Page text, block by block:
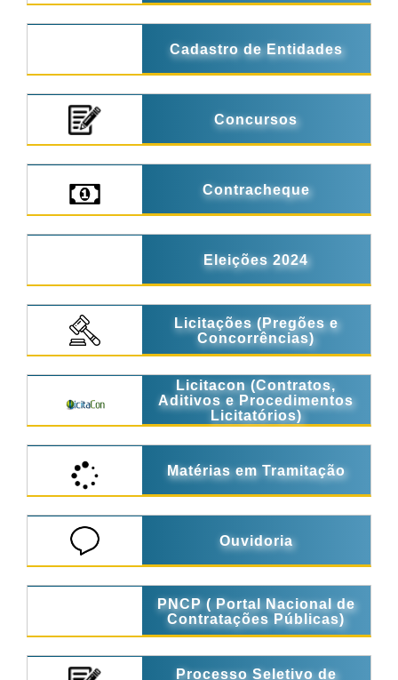
Cadastro de Entidades
Concursos
Contracheque
Eleições 2024
Licitações (Pregões e
Concorrências)
Licitacon (Contratos,
Aditivos e Procedimentos
Licitatórios)
Matérias em Tramitação
Ouvidoria
PNCP ( Portal Nacional de
Contratações Públicas)
Processo Seletivo de